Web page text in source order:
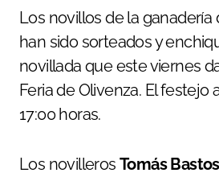
Los novillos de la ganadería
han sido sorteados y
novillada que este viernes
Feria de Olivenza. El festejo
17:00 horas.
Los novilleros Tomás